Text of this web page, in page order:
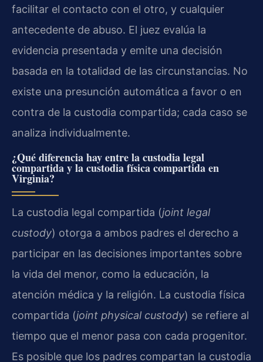
facilitar el contacto con el otro, y cualquier
antecedente de abuso. El juez evalúa la
evidencia presentada y emite una decisión
basada en la totalidad de las circunstancias. No
existe una presunción automática a favor o en
contra de la custodia compartida; cada caso se
analiza individualmente.
¿Qué diferencia hay entre la custodia legal
compartida y la custodia física compartida en
Virginia?
La custodia legal compartida (joint legal
custody) otorga a ambos padres el derecho a
participar en las decisiones importantes sobre
la vida del menor, como la educación, la
atención médica y la religión. La custodia física
compartida (joint physical custody) se refiere al
tiempo que el menor pasa con cada progenitor.
Es posible que los padres compartan la custodia